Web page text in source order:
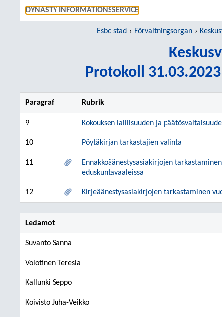
DYNASTY INFORMATIONSSERVICE
Esbo stad Förvaltningsorgan
Protokoll
Paragraf Rubrik
9 Kokouksen laillisuuden ja
10 Pöytäkirjan tarkastajien valinta
11
Ennakkoäänestysasiakirjojen
eduskuntavaaleissa
12 Kirjeäänestysasiakirjojen tarkastaminen
Ledamot
Suvanto Sanna
Volotinen Teresia
Kallunki Seppo
Koivisto Juha-Veikko